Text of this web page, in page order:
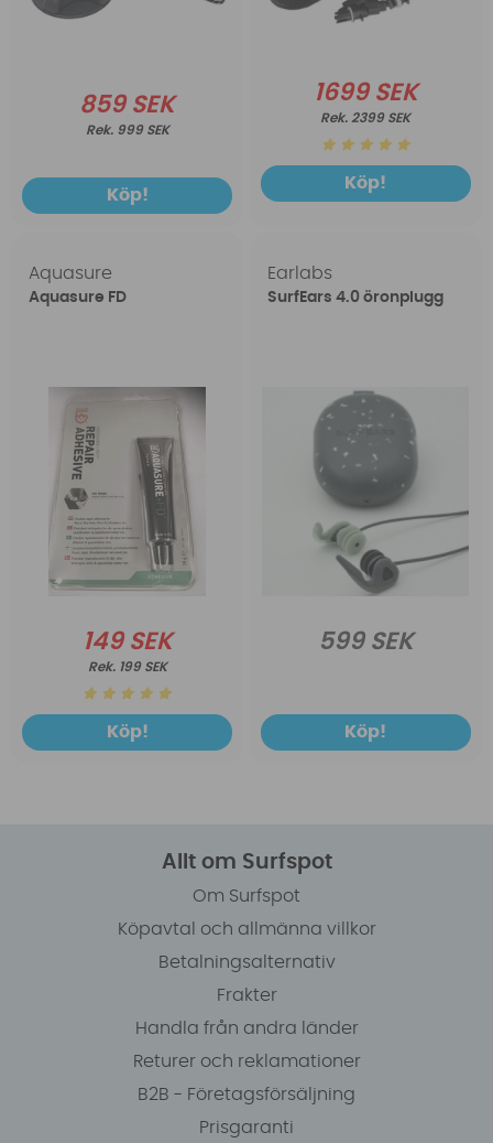
859 SEK
999 SEK
Köp!
1699 SEK
2399 SEK
Köp!
Aquasure
Aquasure FD
149 SEK
199 SEK
Köp!
Earlabs
SurfEars 4.0 öronplugg
599 SEK
Köp!
Allt om Surfspot
Om Surfspot
Köpavtal och allmänna villkor
Betalningsalternativ
Frakter
Handla från andra länder
Returer och reklamationer
B2B - Företagsförsäljning
Prisgaranti